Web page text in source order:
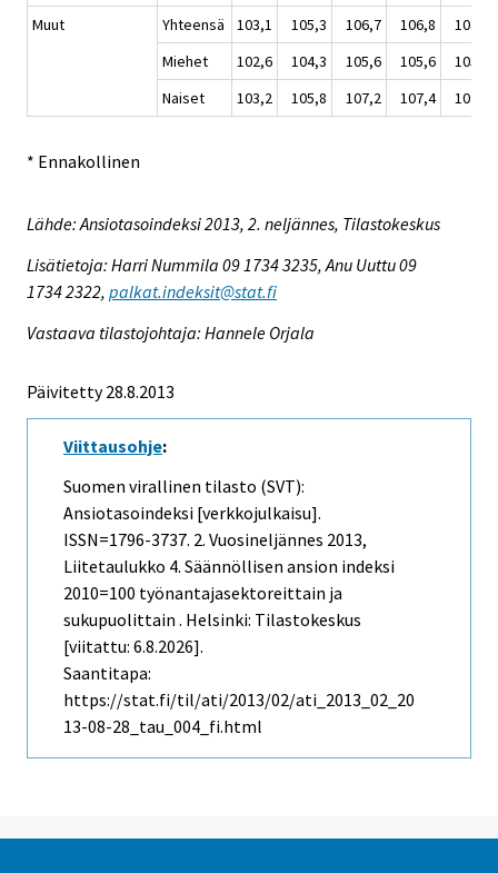
Muut
Yhteensä 103,1 105,3 106,7 106,8
107,1
Miehet
102,6 104,3 105,6 105,6
105,7
Naiset
103,2 105,8 107,2 107,4 107,8
* Ennakollinen
Lähde: Ansiotasoindeksi 2013, 2. neljännes, Tilastokeskus
Lisätietoja: Harri Nummila 09 1734 3235, Anu Uuttu 09
1734 2322, palkat.indeksit@stat.fi
Vastaava tilastojohtaja: Hannele Orjala
Päivitetty 28.8.2013
Viittausohje:
Suomen virallinen tilasto (SVT):
Ansiotasoindeksi [verkkojulkaisu].
ISSN=1796-3737. 2. Vuosineljännes 2013,
Liitetaulukko 4. Säännöllisen ansion indeksi
2010=100 työnantajasektoreittain ja
sukupuolittain . Helsinki: Tilastokeskus
[viitattu: 6.8.2026].
Saantitapa:
https://stat.fi/til/ati/2013/02/ati_2013_02_20
13-08-28_tau_004_fi.html